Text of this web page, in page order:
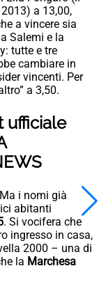
a 13,00,
a vincere sia
Salemi e la
tutte e tre
cambiare in
vincenti. Per
a 3,50.
ufficiale
i nomi già
abitanti
. Si vocifera che
ingresso in casa,
2000 – una di
la Marchesa